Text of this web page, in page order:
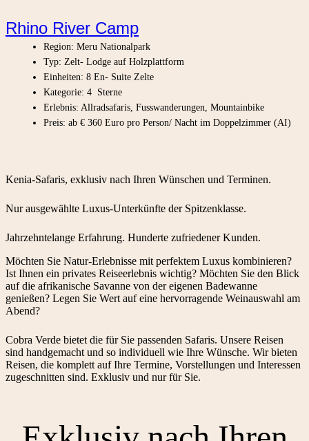
Rhino River Camp
Region: Meru Nationalpark
Typ: Zelt- Lodge auf Holzplattform
Einheiten: 8 En- Suite Zelte
Kategorie: 4 Sterne
Erlebnis: Allradsafaris, Fusswanderungen, Mountainbike
Preis: ab € 360 Euro pro Person/ Nacht im Doppelzimmer (AI)
Kenia-Safaris, exklusiv nach Ihren Wünschen und Terminen.
Nur ausgewählte Luxus-Unterkünfte der Spitzenklasse.
Jahrzehntelange Erfahrung. Hunderte zufriedener Kunden.
Möchten Sie Natur-Erlebnisse mit perfektem Luxus kombinieren?
Ist Ihnen ein privates Reiseerlebnis wichtig? Möchten Sie den Blick
auf die afrikanische Savanne von der eigenen Badewanne
genießen? Legen Sie Wert auf eine hervorragende Weinauswahl am
Abend?
Cobra Verde bietet die für Sie passenden Safaris. Unsere Reisen
sind handgemacht und so individuell wie Ihre Wünsche. Wir bieten
Reisen, die komplett auf Ihre Termine, Vorstellungen und Interessen
zugeschnitten sind. Exklusiv und nur für Sie.